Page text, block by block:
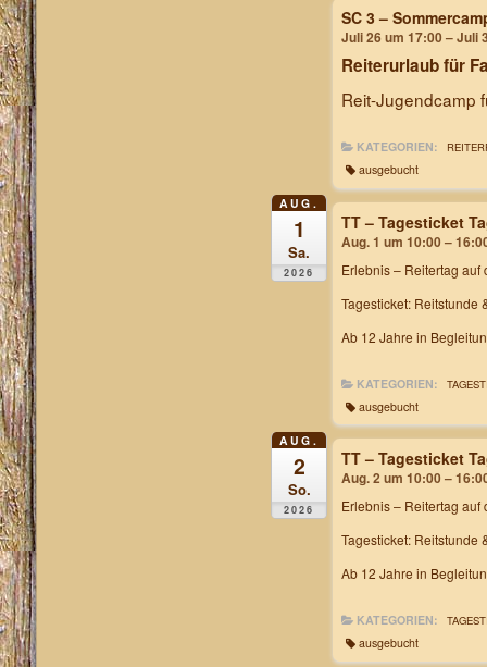
SC 3 –
Juli 26 um 17:00 – Juli
Reiterurlaub für
Reit-Jugendcamp
KATEGORIEN:
ausgebucht
AUG.
1
Sa.
2026
TT – Tagesticket
Aug. 1 um 10:00 –
Erlebnis – Reitertag auf
Tagesticket: Reitstunde
Ab 12 Jahre in
KATEGORIEN:
ausgebucht
AUG.
2
So.
2026
TT – Tagesticket
Aug. 2 um 10:00 –
Erlebnis – Reitertag auf
Tagesticket: Reitstunde
Ab 12 Jahre in
KATEGORIEN:
ausgebucht